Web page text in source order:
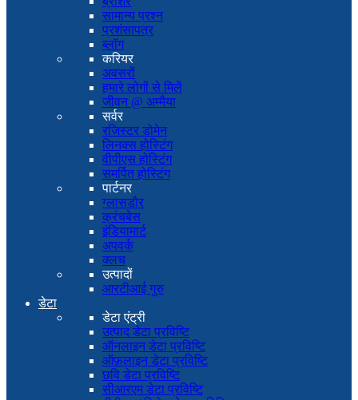
सामान्य प्रश्न
प्रशंसापत्र
ब्लॉग
करियर
अवसरों
हमारे लोगों से मिलें
जीवन @ अम्मैया
सर्वर
रजिस्टर डोमेन
लिनक्स होस्टिंग
वीपीएस होस्टिंग
समर्पित होस्टिंग
पार्टनर
ग्लासडौर
क्रंचबेस
इंडियामार्ट
अपवर्क
क्लच
उत्पादों
आरटीआई गुरु
डेटा
डेटा एंट्री
उत्पाद डेटा प्रविष्टि
ऑनलाइन डेटा प्रविष्टि
ऑफ़लाइन डेटा प्रविष्टि
छवि डेटा प्रविष्टि
सीआरएम डेटा प्रविष्टि